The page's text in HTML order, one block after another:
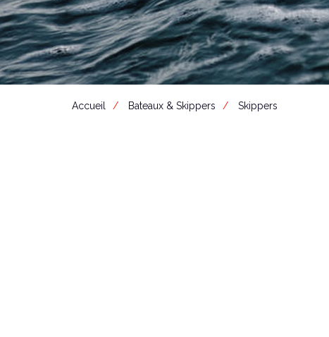
Accueil Bateaux & Skippers Skippers